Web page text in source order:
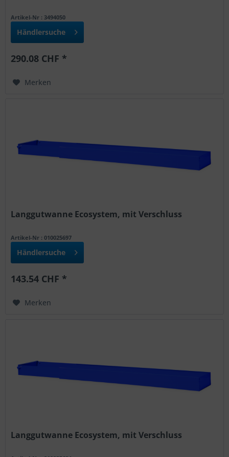
Artikel-Nr : 3494050
Händlersuche
290.08 CHF *
Merken
Langgutwanne Ecosystem, mit Verschluss
Artikel-Nr : 010025697
Händlersuche
143.54 CHF *
Merken
Langgutwanne Ecosystem, mit Verschluss